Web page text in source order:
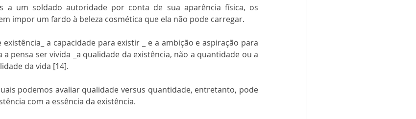
a um soldado autoridade por conta de sua aparência física, os
impor um fardo à beleza cosmética que ela não pode carregar.
a capacidade para existir _ e a ambição e aspiração para
pensa ser vivida _a qualidade da existência, não a quantidade ou a
da vida [14].
podemos avaliar qualidade versus quantidade, entretanto, pode
com a essência da existência.